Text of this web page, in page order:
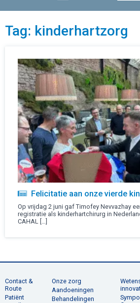
Tag: kinderhartzorg
Felicitatie aan onze vierde
Op vrijdag 2 juni gaf Timofey Nevvazhay
registratie als kinderhartchirurg in
CAHAL […]
Contact &
Route
Patiënt
Onze zorg
Aandoeningen
Behandelingen